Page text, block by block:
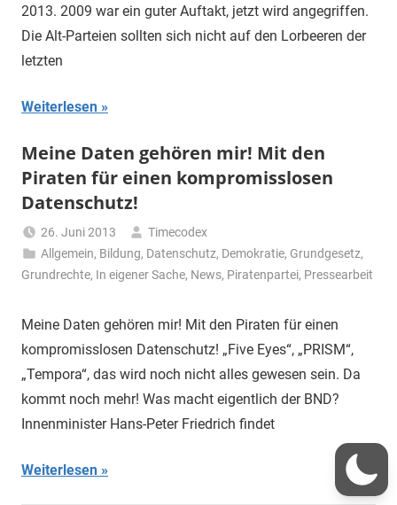
2013. 2009 war ein guter Auftakt, jetzt wird angegriffen.
Die Alt-Parteien sollten sich nicht auf den Lorbeeren der
letzten
Weiterlesen
Meine Daten gehören mir! Mit den
Piraten für einen kompromisslosen
Datenschutz!
26. Juni 2013
Timecodex
Allgemein, Bildung, Datenschutz, Demokratie, Grundgesetz,
Grundrechte, In eigener Sache, News, Piratenpartei, Pressearbeit
Meine Daten gehören mir! Mit den Piraten für einen
kompromisslosen Datenschutz! „Five Eyes“, „PRISM“,
„Tempora“, das wird noch nicht alles gewesen sein. Da
kommt noch mehr! Was macht eigentlich der BND?
Innenminister Hans-Peter Friedrich findet
Weiterlesen